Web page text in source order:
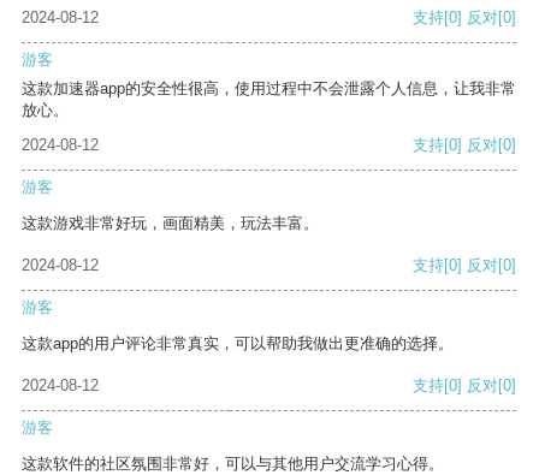
2024-08-12 支持[0] 反对[0]
游客
这款加速器app的安全性很高，使用过程中不会泄露个人信息，让我非常
放心。
2024-08-12
支持[0] 反对[0]
游客
这款游戏非常好玩，画面精美，玩法丰富。
2024-08-12 支持[0] 反对[0]
游客
这款app的用户评论非常真实，可以帮助我做出更准确的选择。
2024-08-12 支持[0] 反对[0]
游客
这款软件的社区氛围非常好，可以与其他用户交流学习心得。